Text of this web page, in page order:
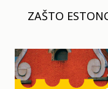
ZAŠTO